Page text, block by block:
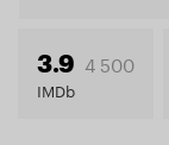
3.9 4 500
IMDb